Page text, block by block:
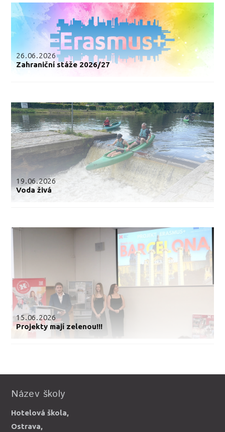
26.06.2026
Zahraniční stáže 2026/27
19.06.2026
Voda živá
15.06.2026
Projekty mají zelenou!!!
Název školy
Hotelová škola,
Ostrava,